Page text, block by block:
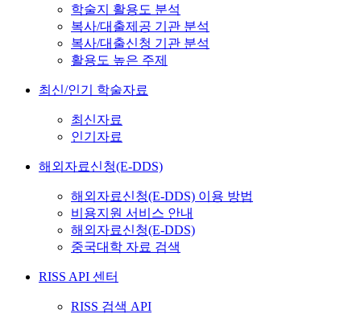
학술지 활용도 분석
복사/대출제공 기관 분석
복사/대출신청 기관 분석
활용도 높은 주제
최신/인기 학술자료
최신자료
인기자료
해외자료신청(E-DDS)
해외자료신청(E-DDS) 이용 방법
비용지원 서비스 안내
해외자료신청(E-DDS)
중국대학 자료 검색
RISS API 센터
RISS 검색 API